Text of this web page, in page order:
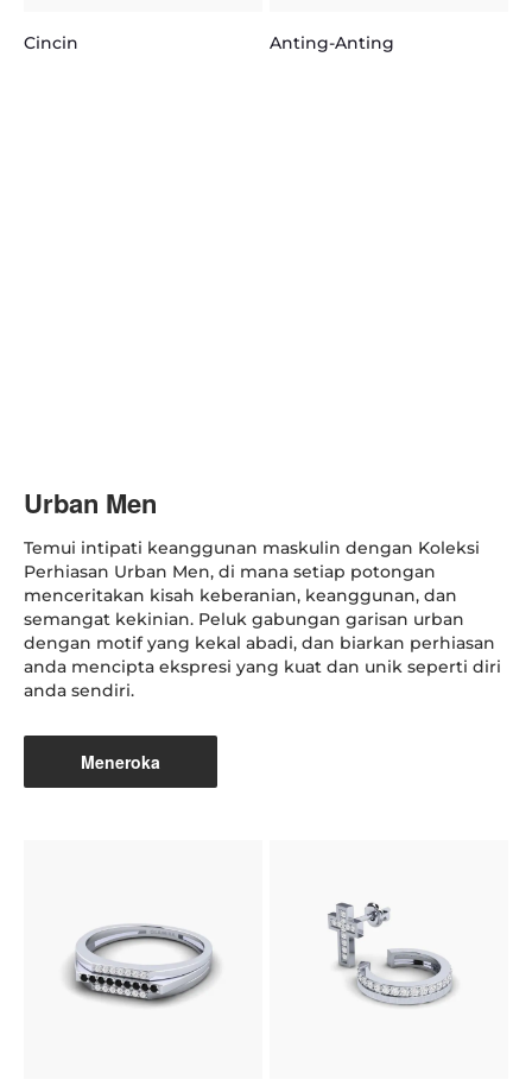
Cincin Anting-Anting
Urban Men
Temui intipati keanggunan maskulin dengan Koleksi
Perhiasan Urban Men, di mana setiap potongan
menceritakan kisah keberanian, keanggunan, dan
semangat kekinian. Peluk gabungan garisan urban
dengan motif yang kekal abadi, dan biarkan perhiasan
anda mencipta ekspresi yang kuat dan unik seperti diri
anda sendiri.
Meneroka